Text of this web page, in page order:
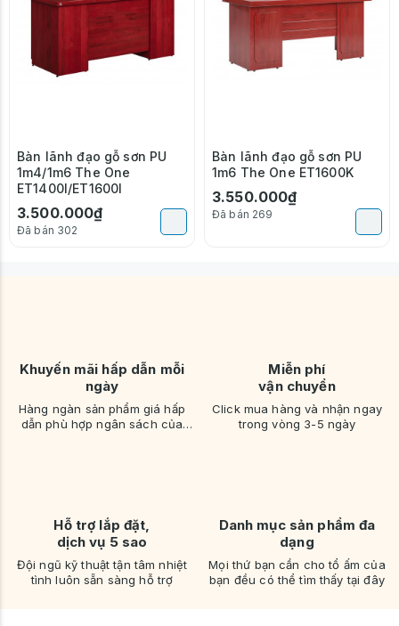
Bàn lãnh đạo gỗ sơn PU
1m4/1m6 The One
ET1400I/ET1600I
3.500.000₫
Đã bán 302
Bàn lãnh đạo gỗ sơn PU
1m6 The One ET1600K
3.550.000₫
Đã bán 269
Khuyến mãi hấp dẫn mỗi
ngày
Hàng ngàn sản phẩm giá hấp
dẫn phù hợp ngân sách của
Miễn phí
vận chuyển
Click mua hàng và nhận ngay
trong vòng 3-5 ngày
Hỗ trợ lắp đặt,
dịch vụ 5 sao
Đội ngũ kỹ thuật tận tâm nhiệt
tình luôn sẵn sàng hỗ trợ
Danh mục sản phẩm đa
dạng
Mọi thứ bạn cần cho tổ ấm của
bạn đều có thể tìm thấy tại đây